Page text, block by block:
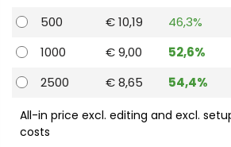
500
€ 10,19
46,3%
1000
€ 9,00
52,6%
2500
€ 8,65 54,4%
All-in price excl. editing and excl.
costs